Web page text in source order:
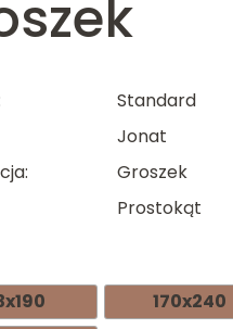
Standard
Jonat
Groszek
Prostokąt
170x240